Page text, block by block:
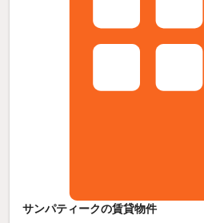
サンパティークの賃貸物件